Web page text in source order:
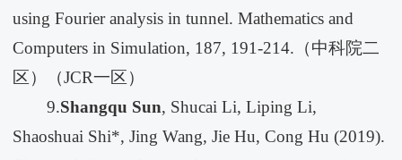
using Fourier analysis in tunnel. Mathematics and
Computers in Simulation, 187, 191-214.（中科院二
区）（JCR一区）
9.Shangqu Sun, Shucai Li, Liping Li,
Shaoshuai Shi*, Jing Wang, Jie Hu, Cong Hu (2019).